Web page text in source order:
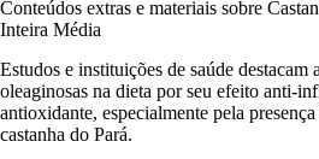
Conteúdos extras e materiais sobre
Inteira Média
Estudos e instituições de saúde destacam
oleaginosas na dieta por seu efeito anti-
antioxidante, especialmente pela
castanha do Pará.